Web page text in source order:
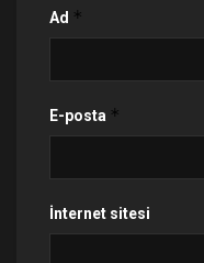
Ad *
E-posta *
İnternet sitesi